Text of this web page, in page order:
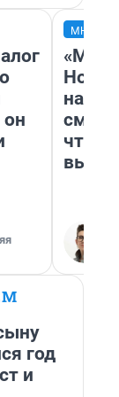
«Мы
год
и